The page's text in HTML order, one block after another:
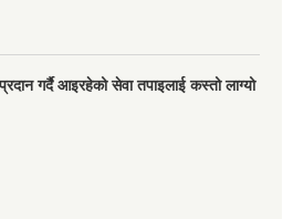
गर्दै आइरहेको सेवा तपाइलाई कस्तो लाग्यो